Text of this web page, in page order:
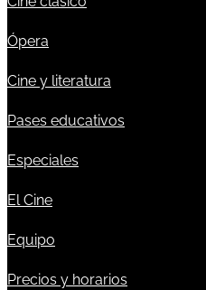
Ópera
Cine y literatura
Pases educativos
Especiales
El Cine
Equipo
Precios y horarios